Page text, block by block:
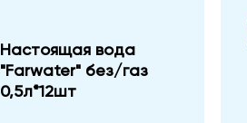
Настоящая вода
"Farwater" без/газ
0,5л*12шт